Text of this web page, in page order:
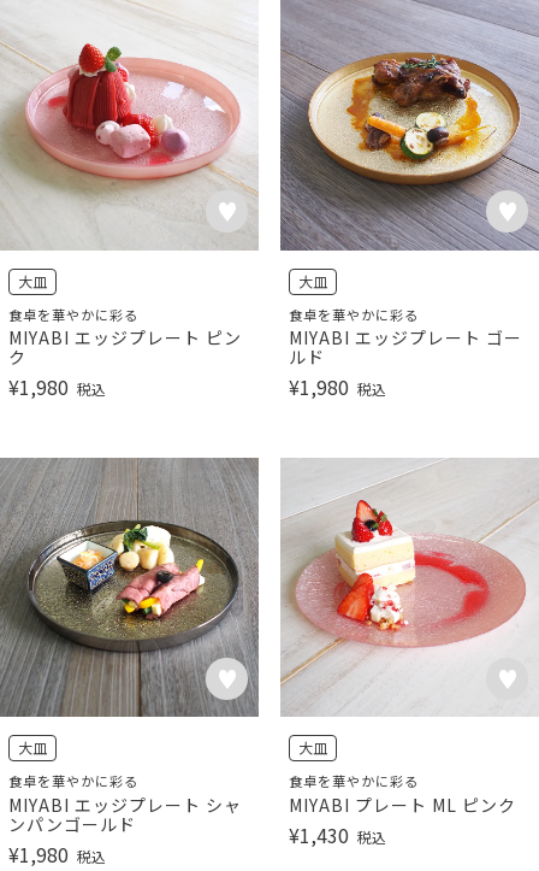
大皿
食卓を華やかに彩る
MIYABI エッジプレート ピン
ク
¥1,980 税込
大皿
食卓を華やかに彩る
MIYABI エッジプレート ゴー
ルド
¥1,980 税込
大皿
食卓を華やかに彩る
MIYABI エッジプレート シャ
ンパンゴールド
¥1,980 税込
大皿
食卓を華やかに彩る
MIYABI プレート ML ピンク
¥1,430 税込